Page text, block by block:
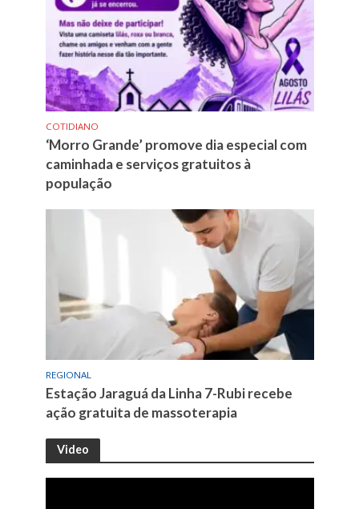
COTIDIANO
‘Morro Grande’ promove dia especial com
caminhada e serviços gratuitos à
população
REGIONAL
Estação Jaraguá da Linha 7-Rubi recebe
ação gratuita de massoterapia
Video